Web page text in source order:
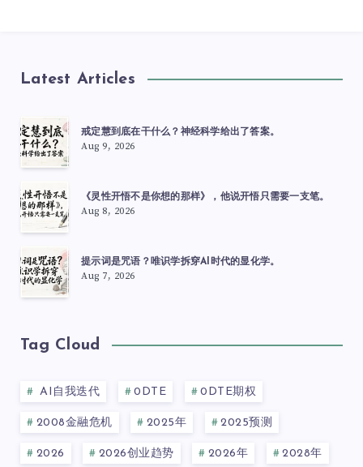
Latest Articles
戒定慧到底在干什么？神经科学给出了答案。
Aug 9, 2026
《灵性开悟不是你想的那样》，他说开悟只需要一支笔。
Aug 8, 2026
提示词是咒语？唯识学拆穿AI时代的显化学。
Aug 7, 2026
Tag Cloud
AI自我迭代 0DTE 0DTE期权
2008金融危机 2025年 2025预测
2026 2026创业趋势 2026年 2028年